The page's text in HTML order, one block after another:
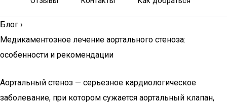
Блог ›
Медикаментозное лечение аортального стеноза:
особенности и рекомендации
Аортальный стеноз — серьезное кардиологическое
заболевание, при котором сужается аортальный клапан,